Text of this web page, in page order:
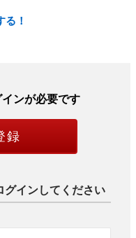
！
ンが必要です
録
グインしてください